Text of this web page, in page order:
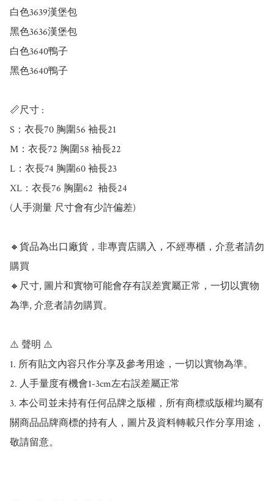
白色3639漢堡包
黑色3636漢堡包
白色3640鴨子
黑色3640鴨子
📏尺寸 :
S：衣長70 胸圍56 袖長21
M：衣長72 胸圍58 袖長22
L：衣長74 胸圍60 袖長23
XL：衣長76 胸圍62  袖長24
(人手測量 尺寸會有少許偏差)
🔸貨品為出口廠貨，非專賣店購入，不經專櫃，介意者請勿
購買
🔸尺寸, 圖片和實物可能會存有誤差實屬正常，一切以實物
為準, 介意者請勿購買。
⚠️ 聲明 ⚠️
1. 所有貼文內容只作分享及參考用途，一切以實物為準。
2. 人手量度有機會1-3cm左右誤差屬正常
3. 本公司並未持有任何品牌之版權，所有商標或版權均屬有
關商品品牌商標的持有人，圖片及資料轉載只作分享用途，
敬請留意。